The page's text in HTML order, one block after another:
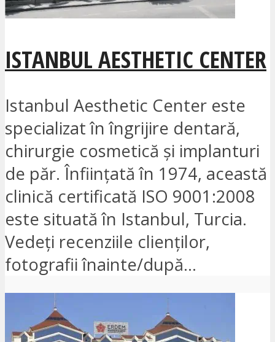
ISTANBUL AESTHETIC CENTER
Istanbul Aesthetic Center este
specializat în îngrijire dentară,
chirurgie cosmetică și implanturi
de păr. Înființată în 1974, această
clinică certificată ISO 9001:2008
este situată în Istanbul, Turcia.
Vedeți recenziile clienților,
fotografii înainte/după...